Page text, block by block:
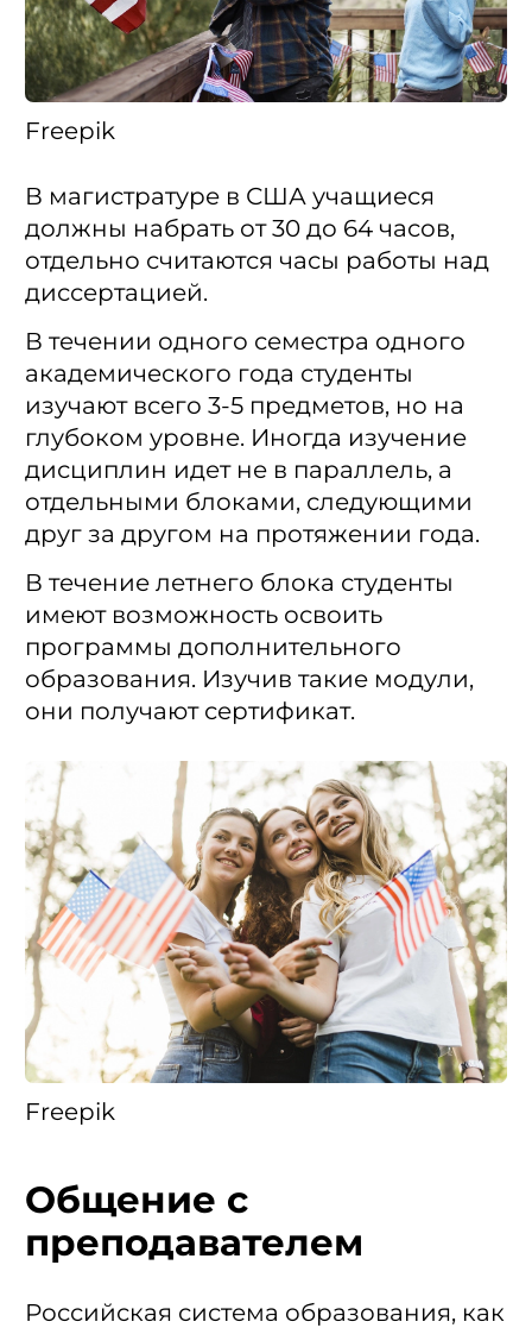
Freepik
В магистратуре в США учащиеся
должны набрать от 30 до 64 часов,
отдельно считаются часы работы над
диссертацией.
В течении одного семестра одного
академического года студенты
изучают всего 3-5 предметов, но на
глубоком уровне. Иногда изучение
дисциплин идет не в параллель, а
отдельными блоками, следующими
друг за другом на протяжении года.
В течение летнего блока студенты
имеют возможность освоить
программы дополнительного
образования. Изучив такие модули,
они получают сертификат.
Freepik
Общение с
преподавателем
Российская система образования, как